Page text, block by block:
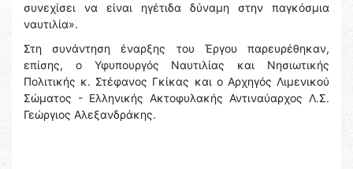
συνεχίσει να είναι ηγέτιδα δύναμη στην παγκόσμια
ναυτιλία».
Στη συνάντηση έναρξης του Έργου παρευρέθηκαν,
επίσης, ο Υφυπουργός Ναυτιλίας και Νησιωτικής
Πολιτικής κ. Στέφανος Γκίκας και ο Αρχηγός Λιμενικού
Σώματος - Ελληνικής Ακτοφυλακής Αντιναύαρχος Λ.Σ.
Γεώργιος Αλεξανδράκης.